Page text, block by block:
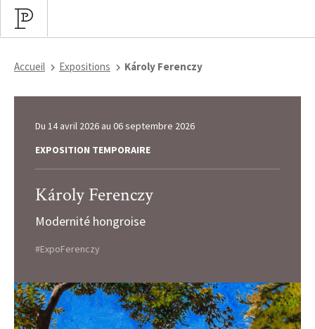
Accueil Expositions Károly Ferenczy
Du 14 avril 2026 au 06 septembre 2026
EXPOSITION TEMPORAIRE
Károly Ferenczy
Modernité hongroise
#ExpoFerenczy